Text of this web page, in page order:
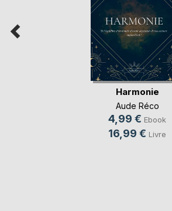
Harmonie
Aude Réco
4,99 € Ebook
16,99 € Livre